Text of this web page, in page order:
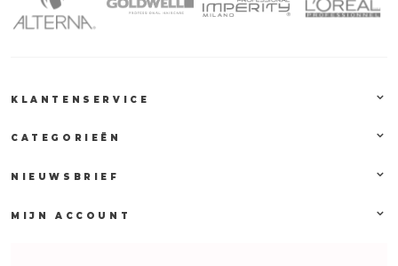
KLANTENSERVICE
CATEGORIEËN
NIEUWSBRIEF
MIJN ACCOUNT